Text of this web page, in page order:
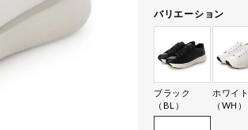
バリエーション
ブラック
（BL）
ホワイト
（WH）